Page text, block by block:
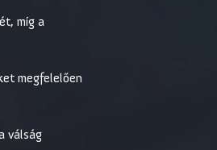
míg a
megfelelően
válság